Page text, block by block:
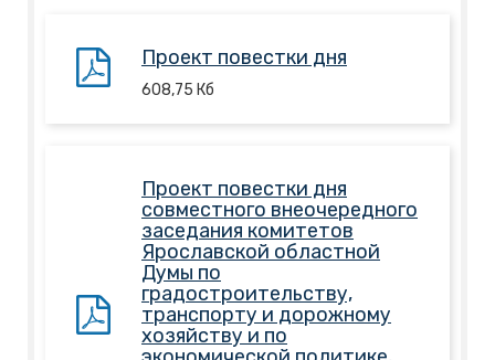
Проект повестки дня
608,75 Кб
Проект повестки дня
совместного внеочередного
заседания комитетов
Ярославской областной
Думы по
градостроительству,
транспорту и дорожному
хозяйству и по